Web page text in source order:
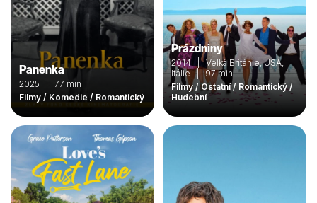
Panenka
2025 | 77 min
Filmy / Komedie / Romantický
Prázdniny
2014 | Velká Británie, USA,
Itálie | 97 min
Filmy / Ostatní / Romantický /
Hudební